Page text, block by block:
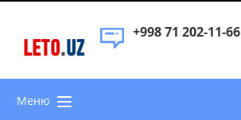
LETO.UZ
+998 71 202-11-66
Меню